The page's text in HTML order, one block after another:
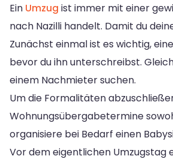
Ein Umzug ist immer mit einer
nach Nazilli handelt. Damit du
Zunächst einmal ist es wichtig,
bevor du ihn unterschreibst.
einem Nachmieter suchen.
Um die Formalitäten
Wohnungsübergabetermine
organisiere bei Bedarf einen
Vor dem eigentlichen Umzugstag